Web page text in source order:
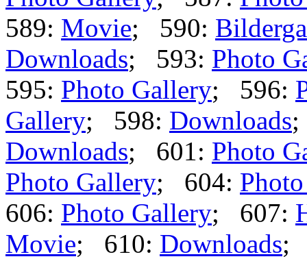
589: Movie; 590:
Downloads; 593: Photo
595: Photo Gallery; 596:
Gallery; 598: Downloads
Downloads; 601: Photo
Photo Gallery; 604:
606: Photo Gallery; 607:
Movie; 610: Downloads;